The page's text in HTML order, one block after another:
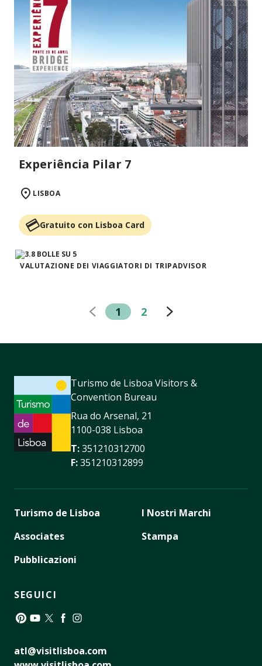
Experiência Pilar 7
LISBOA
Gratuito con Lisboa Card
VALUTAZIONE DEI VIAGGIATORI DI TRIPADVISOR
1 2
Turismo de Lisboa Visitors &
Convention Bureau
Rua do Arsenal, 21
1100-038 Lisboa
T:351210312700
F:351210312899
Turismo de Lisboa
Associates
Pubblicazioni
I Nostri Marchi
Stampa
SEGUICI
atl@visitlisboa.com